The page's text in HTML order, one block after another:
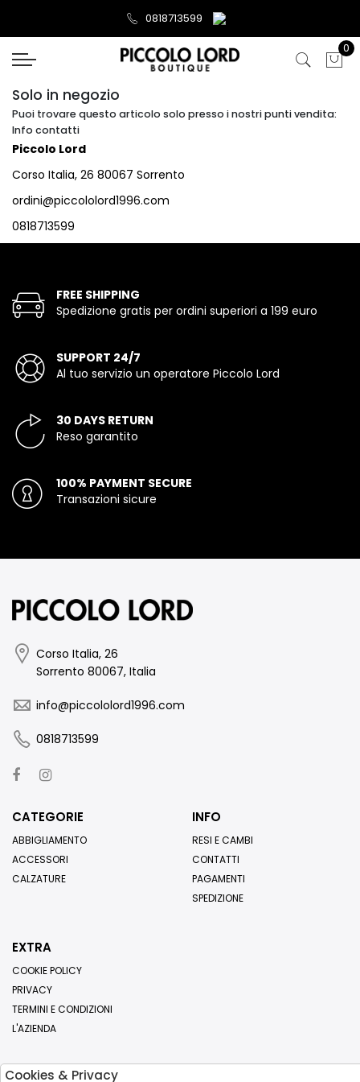
0818713599
0
Solo in negozio
Puoi trovare questo articolo solo presso i nostri punti vendita:
Info contatti
Piccolo Lord
Corso Italia, 26 80067 Sorrento
ordini@piccololord1996.com
0818713599
FREE SHIPPING
Spedizione gratis per ordini superiori a 199 euro
SUPPORT 24/7
Al tuo servizio un operatore Piccolo Lord
30 DAYS RETURN
Reso garantito
100% PAYMENT SECURE
Transazioni sicure
Corso Italia, 26
Sorrento 80067, Italia
info@piccololord1996.com
0818713599
CATEGORIE
ABBIGLIAMENTO
ACCESSORI
CALZATURE
INFO
RESI E CAMBI
CONTATTI
PAGAMENTI
SPEDIZIONE
EXTRA
COOKIE POLICY
PRIVACY
TERMINI E CONDIZIONI
L'AZIENDA
Cookies & Privacy